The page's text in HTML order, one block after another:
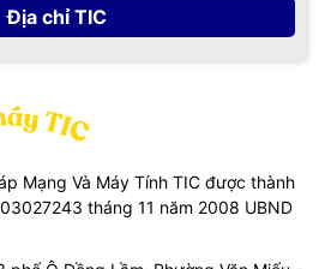
Địa chỉ TIC
Mạng Và Máy Tính TIC được thành
tháng 11 năm 2008 UBND